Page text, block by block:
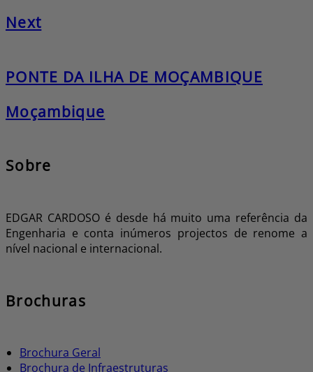
Next
PONTE DA ILHA DE MOÇAMBIQUE
Moçambique
Sobre
EDGAR CARDOSO é desde há muito uma referência da
Engenharia e conta inúmeros projectos de renome a
nível nacional e internacional.
Brochuras
Brochura Geral
Brochura de Infraestruturas